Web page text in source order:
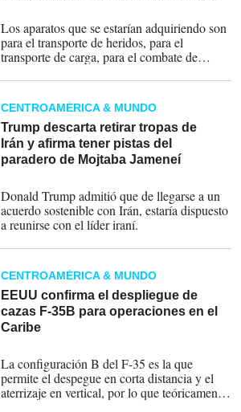
Los aparatos que se estarían adquiriendo son
para el transporte de heridos, para el
transporte de carga, para el combate de
CENTROAMÉRICA & MUNDO
Trump descarta retirar tropas de
Irán y afirma tener pistas del
paradero de Mojtaba Jameneí
Donald Trump admitió que de llegarse a un
acuerdo sostenible con Irán, estaría dispuesto
a reunirse con el líder iraní.
CENTROAMÉRICA & MUNDO
EEUU confirma el despliegue de
cazas F-35B para operaciones en el
Caribe
La configuración B del F-35 es la que
permite el despegue en corta distancia y el
aterrizaje en vertical, por lo que teóricamente